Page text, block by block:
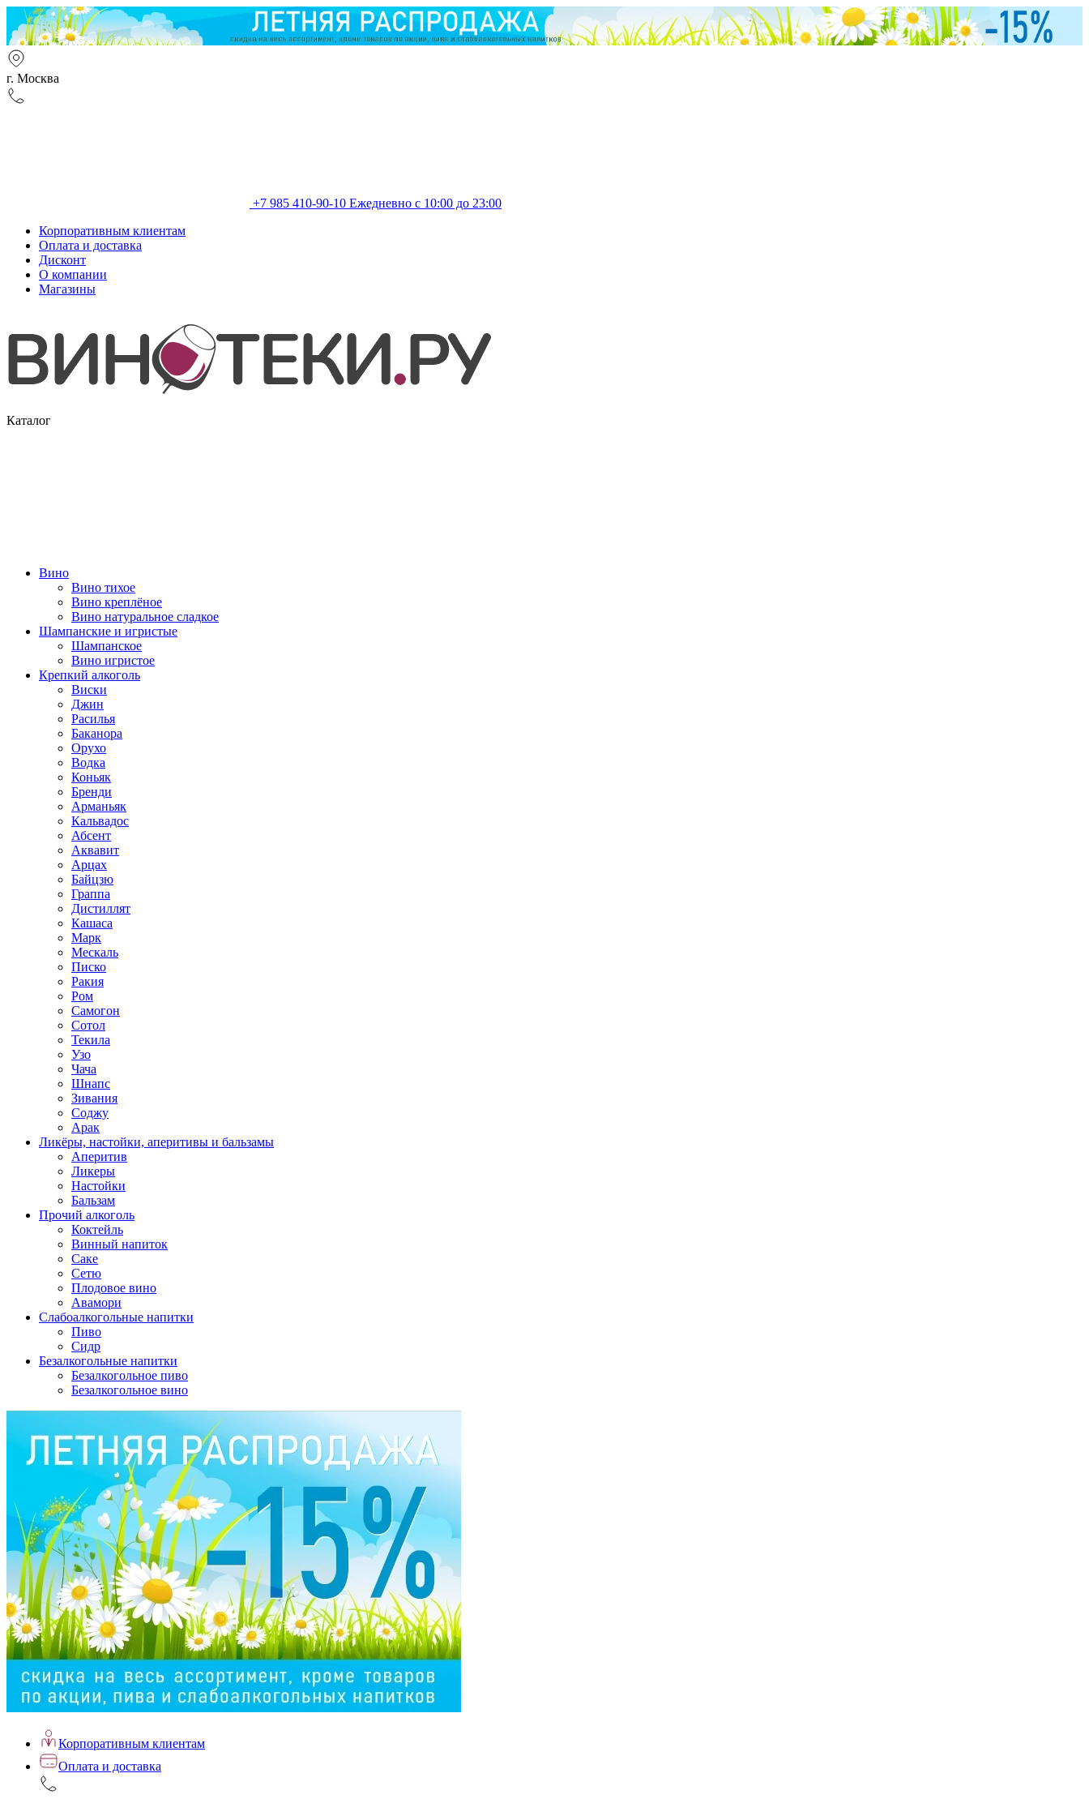
г. Москва
+7 985 410-90-10 Ежедневно с 10:00 до 23:00
Корпоративным клиентам
Оплата и доставка
Дисконт
О компании
Магазины
Каталог
Вино
Вино тихое
Вино креплёное
Вино натуральное сладкое
Шампанские и игристые
Шампанское
Вино игристое
Крепкий алкоголь
Виски
Джин
Расилья
Баканора
Орухо
Водка
Коньяк
Бренди
Арманьяк
Кальвадос
Абсент
Аквавит
Арцах
Байцзю
Граппа
Дистиллят
Кашаса
Марк
Мескаль
Писко
Ракия
Ром
Самогон
Сотол
Текила
Узо
Чача
Шнапс
Зивания
Соджу
Арак
Ликёры, настойки, аперитивы и бальзамы
Аперитив
Ликеры
Настойки
Бальзам
Прочий алкоголь
Коктейль
Винный напиток
Саке
Сетю
Плодовое вино
Авамори
Слабоалкогольные напитки
Пиво
Сидр
Безалкогольные напитки
Безалкогольное пиво
Безалкогольное вино
Корпоративным клиентам
Оплата и доставка